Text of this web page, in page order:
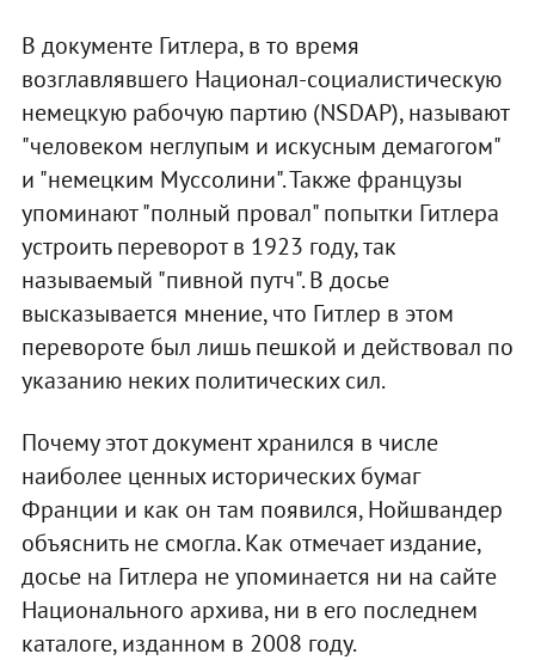
В документе Гитлера, в то время
возглавлявшего Национал-социалистическую
немецкую рабочую партию (NSDAP), называют
"человеком неглупым и искусным демагогом"
и "немецким Муссолини". Также французы
упоминают "полный провал" попытки Гитлера
устроить переворот в 1923 году, так
называемый "пивной путч". В досье
высказывается мнение, что Гитлер в этом
перевороте был лишь пешкой и действовал по
указанию неких политических сил.
Почему этот документ хранился в числе
наиболее ценных исторических бумаг
Франции и как он там появился, Нойшвандер
объяснить не смогла. Как отмечает издание,
досье на Гитлера не упоминается ни на сайте
Национального архива, ни в его последнем
каталоге, изданном в 2008 году.